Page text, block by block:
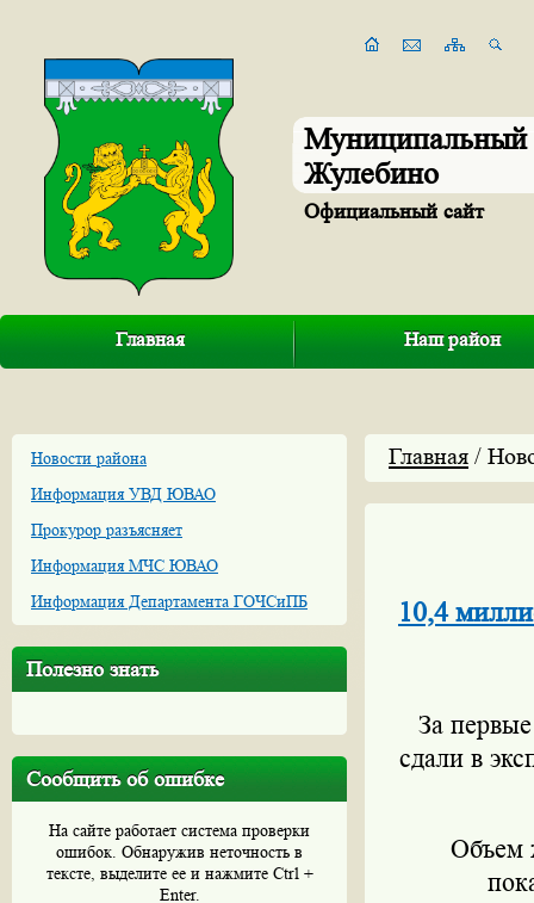
Муниципальный
Жулебино
Официальный сайт
Главная Наш район
Новости района
Информация УВД ЮВАО
Прокурор разъясняет
Информация МЧС ЮВАО
Информация Департамента ГОЧСиПБ
Полезно знать
Сообщить об ошибке
На сайте работает система проверки
ошибок. Обнаружив неточность в
тексте, выделите ее и нажмите Ctrl +
Enter.
Главная /
10,4
За
сдали в
Объем